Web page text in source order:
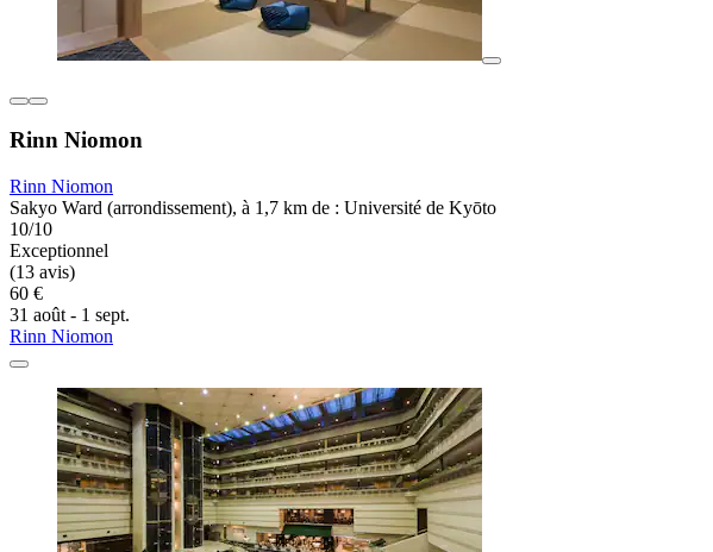
Rinn Niomon
Rinn Niomon
Sakyo Ward (arrondissement), à 1,7 km de : Université de Kyōto
10/10
Exceptionnel
(13 avis)
60 €
31 août - 1 sept.
Rinn Niomon